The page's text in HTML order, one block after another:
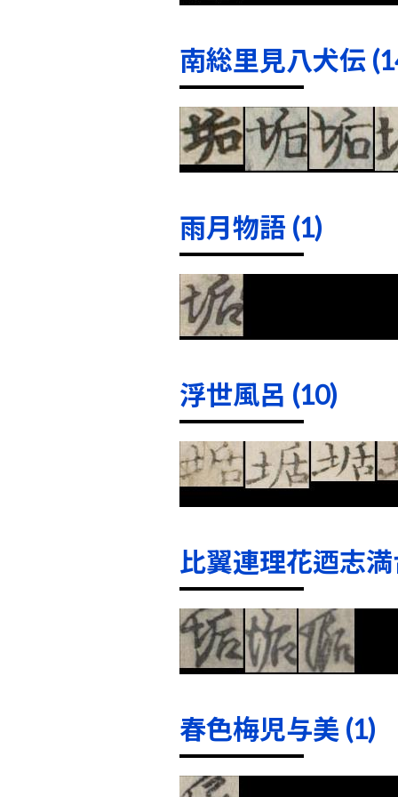
南総里見八犬伝
雨月物語 (1)
浮世風呂 (10)
比翼連理花迺志満
春色梅児与美 (1)